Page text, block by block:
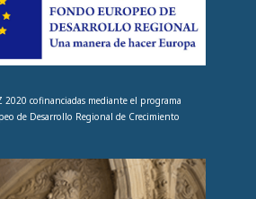
2020 cofinanciadas mediante el programa
de Desarrollo Regional de Crecimiento